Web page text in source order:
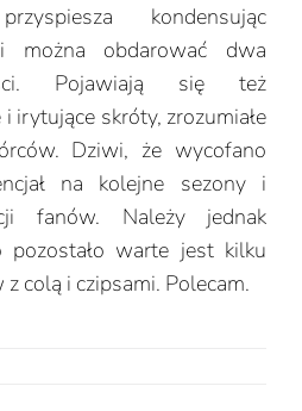
kondensując
można obdarować dwa
Pojawiają się też
irytujące skróty, zrozumiałe
Dziwi, że wycofano
na kolejne sezony i
fanów. Należy jednak
pozostało warte jest kilku
colą i czipsami. Polecam.